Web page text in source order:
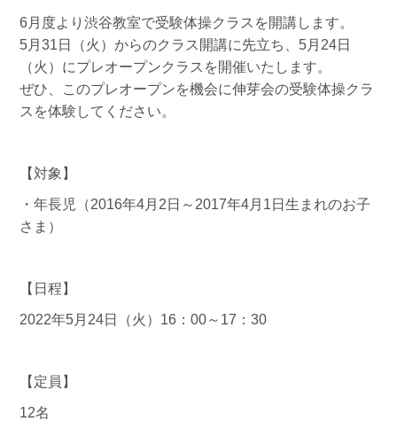
6月度より渋谷教室で受験体操クラスを開講します。
5月31日（火）からのクラス開講に先立ち、5月24日
（火）にプレオープンクラスを開催いたします。
ぜひ、このプレオープンを機会に伸芽会の受験体操クラ
スを体験してください。
【対象】
・年長児（2016年4月2日～2017年4月1日生まれのお子
さま）
【日程】
2022年5月24日（火）16：00～17：30
【定員】
12名